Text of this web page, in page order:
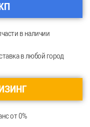
в наличии
в любой город
от 0%